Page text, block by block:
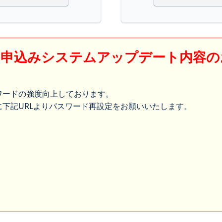
込みシステムアップデート内容
ドの強度向上しております。
記URLよりパスワード再設定をお願いいたします。